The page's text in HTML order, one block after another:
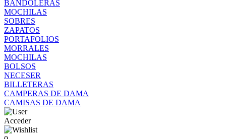
BANDOLERAS
MOCHILAS
SOBRES
ZAPATOS
PORTAFOLIOS
MORRALES
MOCHILAS
BOLSOS
NECESER
BILLETERAS
CAMPERAS DE DAMA
CAMISAS DE DAMA
Acceder